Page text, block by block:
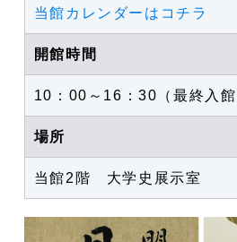
当館カレンダーはコチラ
開館時間
10：00～16：30（最終入館
場所
当館2階 大学史展示室